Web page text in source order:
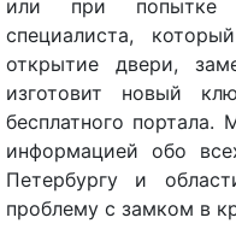
или при попытке
специалиста,
открытие двери,
изготовит новый
бесплатного
информацией обо
Петербургу и
проблему с замком в